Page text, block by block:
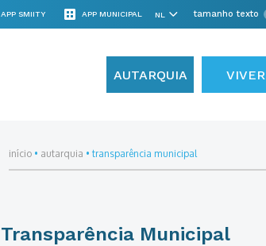
APP SMIITY APP MUNICIPAL tamanho texto
AUTARQUIA VIVER
início• autarquia •transparência municipal
Transparência Municipal